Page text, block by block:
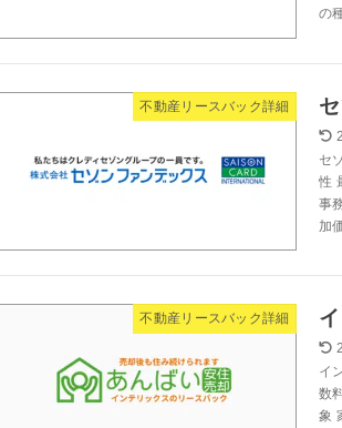
の
不動産リースバック詳細
セ
性
事
加
不動産リースバック詳細
イ
数
象